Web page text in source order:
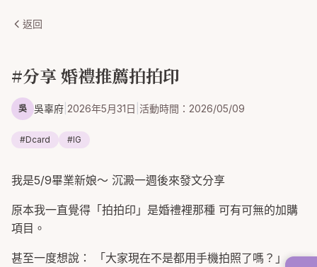
返回
#分享 婚禮推薦拍拍印
吳 吳辜府 2026年5月31日 活動時間： 2026/05/09
#Dcard #IG
我是5/9畢業新娘～ 沉澱一週後來發文分享
原本我一直覺得「拍拍印」是婚禮裡那種 可有可無的加購
項目。
甚至一度想說： 「大家現在不是都用手機拍照了嗎？」